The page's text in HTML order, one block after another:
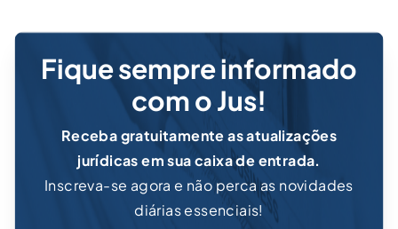
Fique sempre informado
com o Jus!
Receba gratuitamente as atualizações
jurídicas em sua caixa de entrada.
Inscreva-se agora e não perca as novidades
diárias essenciais!